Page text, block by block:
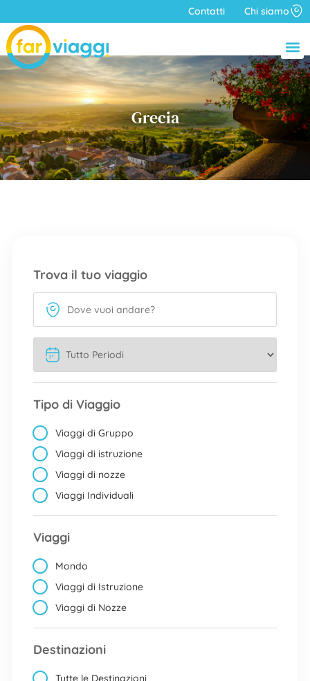
Contatti Chi siamo
Grecia
Trova il tuo viaggio
Tipo di Viaggio
Viaggi di Gruppo
Viaggi di istruzione
Viaggi di nozze
Viaggi Individuali
Viaggi
Mondo
Viaggi di Istruzione
Viaggi di Nozze
Destinazioni
Tutte le Destinazioni